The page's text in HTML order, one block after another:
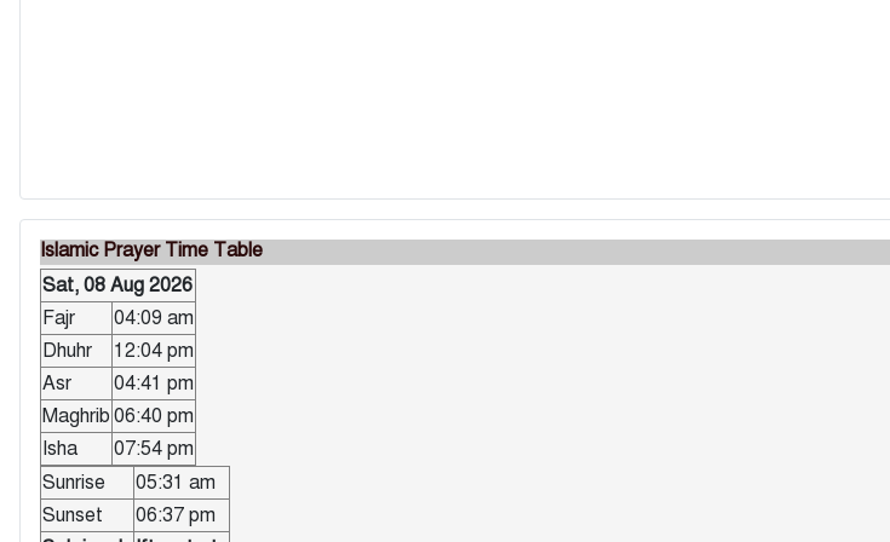
Islamic Prayer Time Table
Sat, 08 Aug 2026
Fajr
04:09 am
Dhuhr
12:04 pm
Asr
04:41 pm
Maghrib 06:40 pm
Isha
07:54 pm
Sunrise
05:31 am
Sunset
06:37 pm